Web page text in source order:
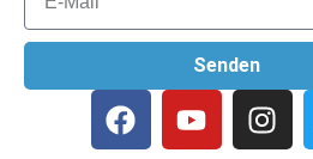
Senden